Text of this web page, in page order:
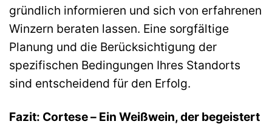
gründlich informieren und sich von erfahrenen
Winzern beraten lassen. Eine sorgfältige
Planung und die Berücksichtigung der
spezifischen Bedingungen Ihres Standorts
sind entscheidend für den Erfolg.
Fazit: Cortese – Ein Weißwein, der begeistert